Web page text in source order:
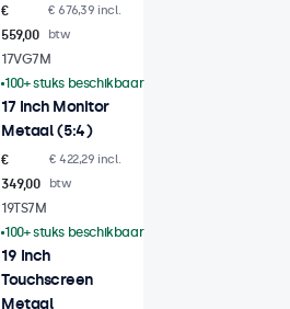
€
559,00
€ 676,39 incl.
btw
17 Inch Monitor
Metaal (5:4)
17VG7M
100+ stuks beschikbaar
€
349,00
€ 422,29 incl.
btw
19 Inch
Touchscreen
Metaal
19TS7M
100+ stuks beschikbaar